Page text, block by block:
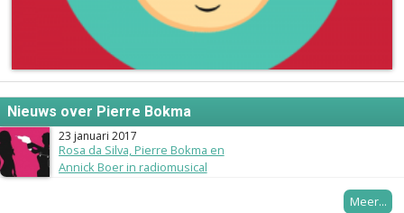
Nieuws over Pierre Bokma
23 januari 2017
Rosa da Silva, Pierre Bokma en
Annick Boer in radiomusical
Meer...